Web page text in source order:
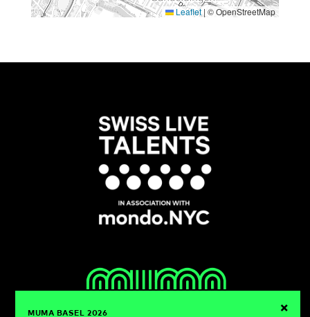
Leaflet | © OpenStreetMap
×
MUMA BASEL 2026